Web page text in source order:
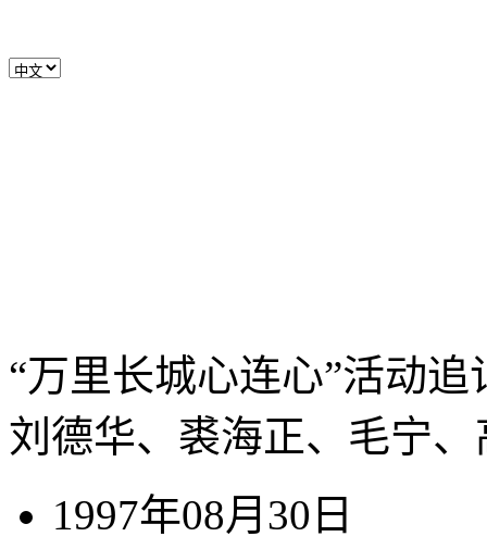
“万里长城心连心”活动
刘德华、裘海正、毛宁
1997年08月30日